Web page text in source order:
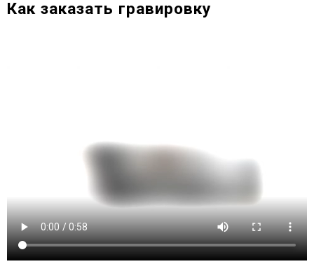
Как заказать гравировку